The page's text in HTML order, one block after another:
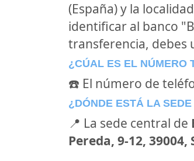
(España) y la localidad
identificar al banco
transferencia, debes
¿CÚAL ES EL NÚMERO
☎️ El número de
¿DÓNDE ESTÁ LA
📍 La sede central de
Pereda, 9-12,